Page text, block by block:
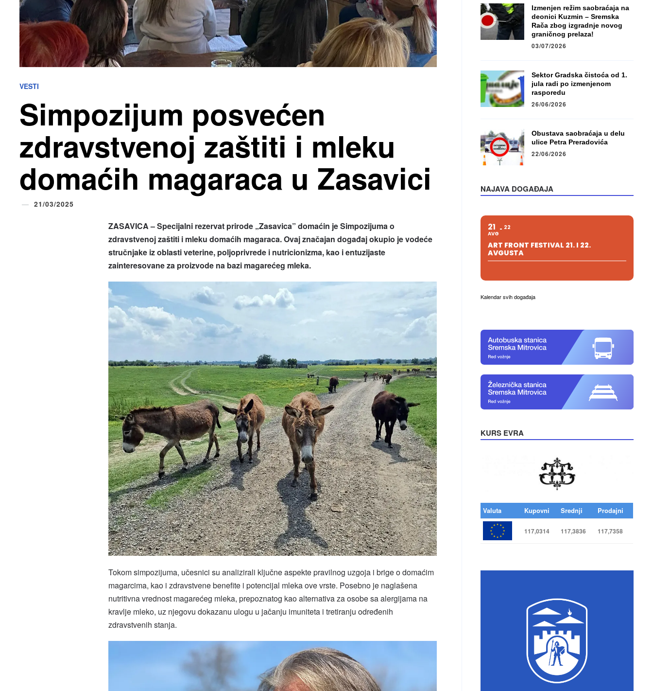
VESTI
Simpozijum posvećen
zdravstvenoj zaštiti i mleku
domaćih magaraca u Zasavici
21/03/2025
ZASAVICA – Specijalni rezervat prirode „Zasavica” domaćin je Simpozijuma o
zdravstvenoj zaštiti i mleku domaćih magaraca. Ovaj značajan događaj okupio je vodeće
stručnjake iz oblasti veterine, poljoprivrede i nutricionizma, kao i entuzijaste
zainteresovane za proizvode na bazi magarećeg mleka.
Tokom simpozijuma, učesnici su analizirali ključne aspekte pravilnog uzgoja i brige o domaćim
magarcima, kao i zdravstvene benefite i potencijal mleka ove vrste. Posebno je naglašena
nutritivna vrednost magarećeg mleka, prepoznatog kao alternativa za osobe sa alergijama na
kravlje mleko, uz njegovu dokazanu ulogu u jačanju imuniteta i tretiranju određenih
zdravstvenih stanja.
Izmenjen režim saobraćaja na
deonici Kuzmin – Sremska
Rača zbog izgradnje novog
graničnog prelaza!
03/07/2026
Sektor Gradska čistoća od 1.
jula radi po izmenjenom
rasporedu
26/06/2026
Obustava saobraćaja u delu
ulice Petra Preradovića
22/06/2026
NAJAVA DOGAĐAJA
21
AVG
22
ART FRONT FESTIVAL 21. I 22.
AVGUSTA
Kalendar svih događaja
KURS EVRA
Valuta Kupovni Srednji Prodajni
117,0314 117,3836 117,7358